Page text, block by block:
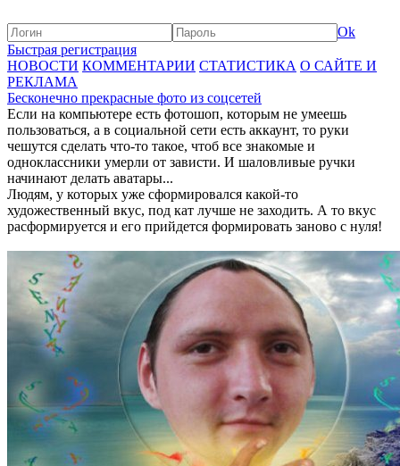
Ok
Быстрая регистрация
НОВОСТИ КОММЕНТАРИИ СТАТИСТИКА О САЙТЕ И
РЕКЛАМА
Бесконечно прекрасные фото из соцсетей
Если на компьютере есть фотошоп, которым не умеешь
пользоваться, а в социальной сети есть аккаунт, то руки
чешутся сделать что-то такое, чтоб все знакомые и
одноклассники умерли от зависти. И шаловливые ручки
начинают делать аватары...
Людям, у которых уже сформировался какой-то
художественный вкус, под кат лучше не заходить. А то вкус
расформируется и его прийдется формировать заново с нуля!